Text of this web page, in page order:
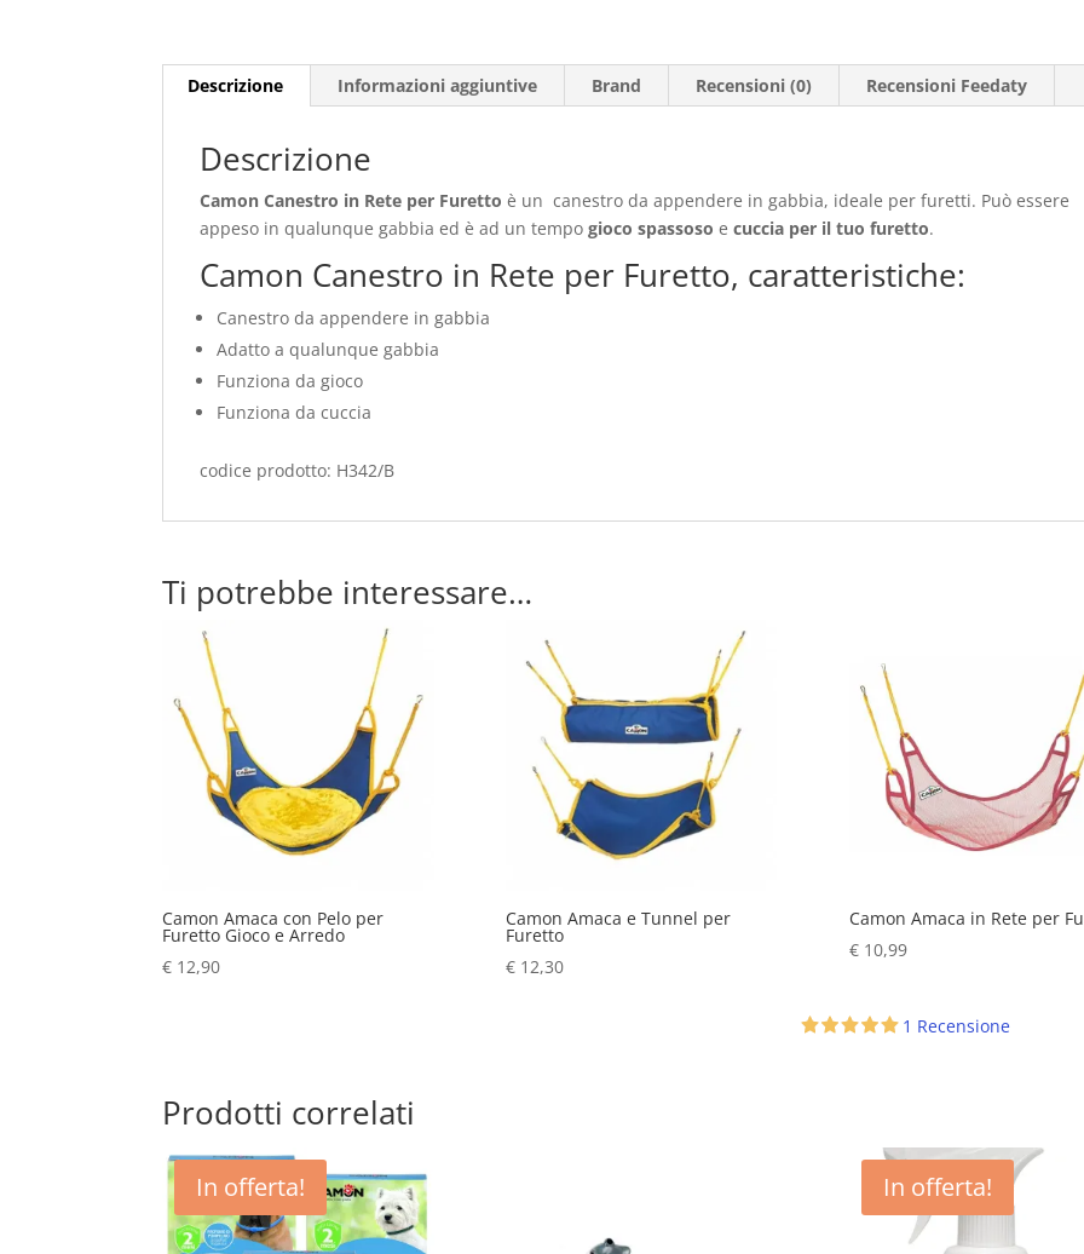
Descrizione Informazioni aggiuntive Brand Recensioni (0) Recensioni Feedaty
Descrizione
Camon Canestro in Rete per Furetto è un canestro da appendere in gabbia, ideale per furetti. Può essere
appeso in qualunque gabbia ed è ad un tempogioco spassoso ecuccia per il tuo furetto.
Camon Canestro in Rete per Furetto, caratteristiche:
Canestro da appendere in gabbia
Adatto a qualunque gabbia
Funziona da gioco
Funziona da cuccia
codice prodotto: H342/B
Ti potrebbe interessare…
Camon Amaca con Pelo per
Furetto Gioco e Arredo
€ 12,90
Camon Amaca e Tunnel per
Furetto
€12,30
Camon Amaca in Rete per
€10,99
1 Recensione
Prodotti correlati
In offerta! In offerta!